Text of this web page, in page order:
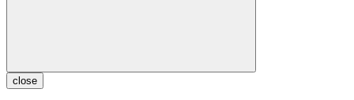
close